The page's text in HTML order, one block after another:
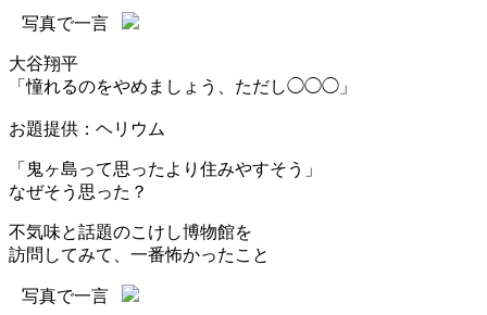
写真で一言
大谷翔平
「憧れるのをやめましょう、ただし◯◯◯」
お題提供：ヘリウム
「鬼ヶ島って思ったより住みやすそう」
なぜそう思った？
不気味と話題のこけし博物館を
訪問してみて、一番怖かったこと
写真で一言